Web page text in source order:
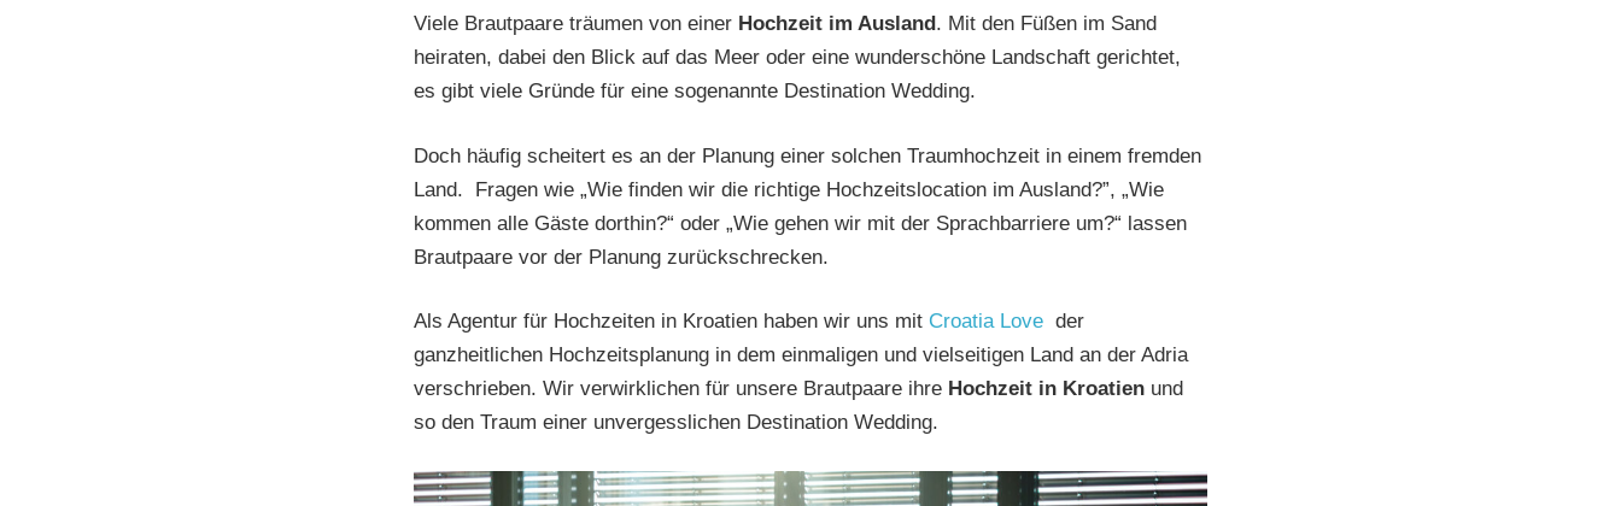
Viele Brautpaare träumen von einer Hochzeit im Ausland . Mit den Füßen im Sand
heiraten, dabei den Blick auf das Meer oder eine wunderschöne Landschaft gerichtet,
es gibt viele Gründe für eine sogenannte Destination Wedding.
Doch häufig scheitert es an der Planung einer solchen Traumhochzeit in einem fremden
Land. Fragen wie „Wie finden wir die richtige Hochzeitslocation im Ausland?”, „Wie
kommen alle Gäste dorthin?“ oder „Wie gehen wir mit der Sprachbarriere um?“ lassen
Brautpaare vor der Planung zurückschrecken.
Als Agentur für Hochzeiten in Kroatien haben wir uns mit Croatia Loveder
ganzheitlichen Hochzeitsplanung in dem einmaligen und vielseitigen Land an der Adria
verschrieben. Wir verwirklichen für unsere Brautpaare ihre Hochzeit in Kroatienund
so den Traum einer unvergesslichen Destination Wedding.